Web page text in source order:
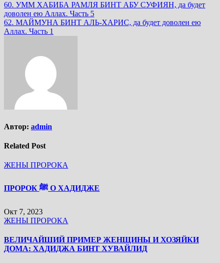
60. ​​​​​​​УММ ХАБИБА РАМЛЯ БИНТ АБУ СУФИЯН, да будет
доволен ею Аллах. Часть 5
62. ​​​​​​​МАЙМУНА БИНТ АЛЬ-ХАРИС, да будет доволен ею
Аллах. Часть 1
Автор: admin
Related Post
ЖЕНЫ ПРОРОКА
ПРОРОК ﷺ О ХАДИДЖЕ
Окт 7, 2023
ЖЕНЫ ПРОРОКА
ВЕЛИЧАЙШИЙ ПРИМЕР ЖЕНЩИНЫ И ХОЗЯЙКИ
ДОМА: ХАДИДЖА БИНТ ХУВАЙЛИД